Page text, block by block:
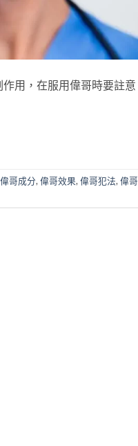
用，在服用偉哥時要註意
偉哥成分,偉哥效果,偉哥犯法,偉哥